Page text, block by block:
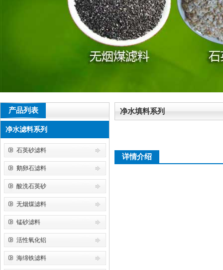
产品列表
净水滤料系列
石英砂滤料
鹅卵石滤料
酸洗石英砂
无烟煤滤料
锰砂滤料
活性氧化铝
海绵铁滤料
净水填料系列
详情介绍